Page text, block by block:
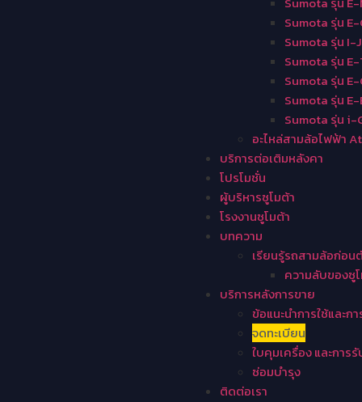
Sumota รุ่น
Sumota รุ่น I-
Sumota รุ่น
Sumota รุ่น
Sumota รุ่น
Sumota รุ่น i-
อะไหล่สามล้อไฟฟ้า
บริการต่อเติมหลังคา
โปรโมชั่น
ผู้บริหารซูโมต้า
โรงงานซูโมต้า
บทความ
เรียนรู้รถสามล้อก่อน
ความลับของซู
บริการหลังการขาย
ข้อแนะนำการใช้และก
จดทะเบียน
ใบคุมเครื่อง และการ
ซ่อมบำรุง
ติดต่อเรา